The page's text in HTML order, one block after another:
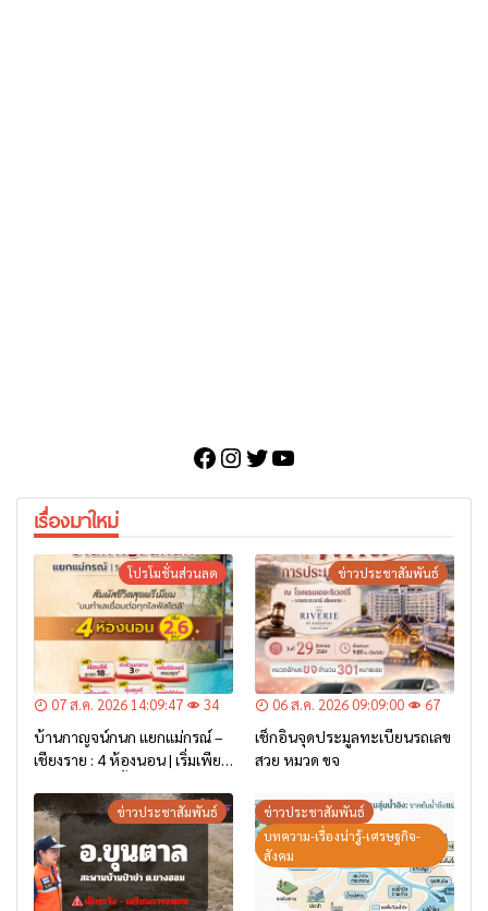
Facebook
Instagram
Twitter
YouTube
เรื่องมาใหม่
โปรโมชั่นส่วนลด
07 ส.ค. 2026 14:09:47 34
บ้านกาญจน์กนก แยกแม่กรณ์ –
เชียงราย : 4 ห้องนอน | เริ่มเพียง
ข่าวประชาสัมพันธ์
06 ส.ค. 2026 09:09:00 67
เช็กอินจุดประมูลทะเบียนรถเลข
สวย หมวด ขจ
ข่าวประชาสัมพันธ์
ข่าวประชาสัมพันธ์
บทความ-เรื่องน่ารู้-เศรษฐกิจ-
สังคม